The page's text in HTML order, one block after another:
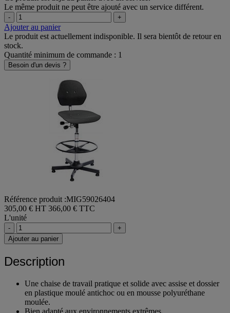
Le même produit ne peut être ajouté avec un service différent.
- +
Ajouter au panier
Le produit est actuellement indisponible. Il sera bientôt de retour en
stock.
Quantité minimum de commande : 1
Besoin d'un devis ?
Référence produit :MIG59026404
305,00 € HT 366,00 € TTC
L'unité
-
+
Ajouter au panier
Description
Une chaise de travail pratique et solide avec assise et dossier
en plastique moulé antichoc ou en mousse polyuréthane
moulée.
Bien adapté aux environnements extrêmes.